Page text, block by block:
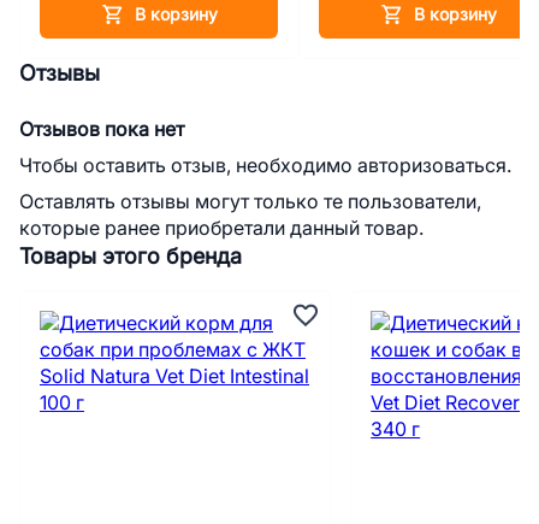
В корзину В корзину
Товары этого бренда
Отзывы
Отзывов пока нет
Чтобы оставить отзыв, необходимо авторизоваться.
Оставлять отзывы могут только те пользователи,
которые ранее приобретали данный товар.